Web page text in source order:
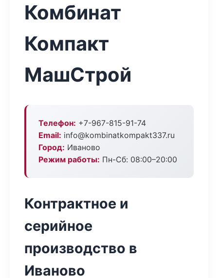
Комбинат
Компакт
МашСтрой
Телефон: +7-967-815-91-74
Email: info@kombinatkompakt337.ru
Город: Иваново
Режим работы: Пн-Сб: 08:00–20:00
Контрактное и
серийное
производство в
Иваново